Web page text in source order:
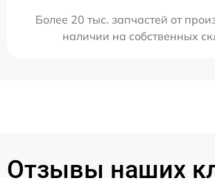
Более 20 тыс. запчастей от
наличии на собственных
Отзывы наших